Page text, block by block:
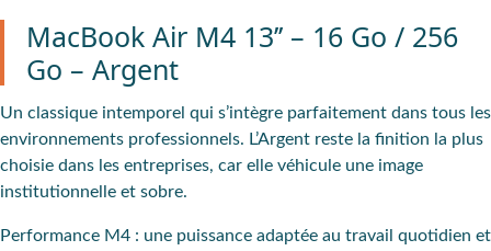
MacBook Air M4 13’’ – 16 Go / 256
Go – Argent
Un classique intemporel qui s’intègre parfaitement dans tous les
environnements professionnels. L’Argent reste la finition la plus
choisie dans les entreprises, car elle véhicule une image
institutionnelle et sobre.
Performance M4 : une puissance adaptée au travail quotidien et